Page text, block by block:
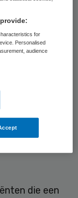
Ook de
een
bij de
ggz en de
van
zorg met
tegemoet.
die een
for
Personalised
audience